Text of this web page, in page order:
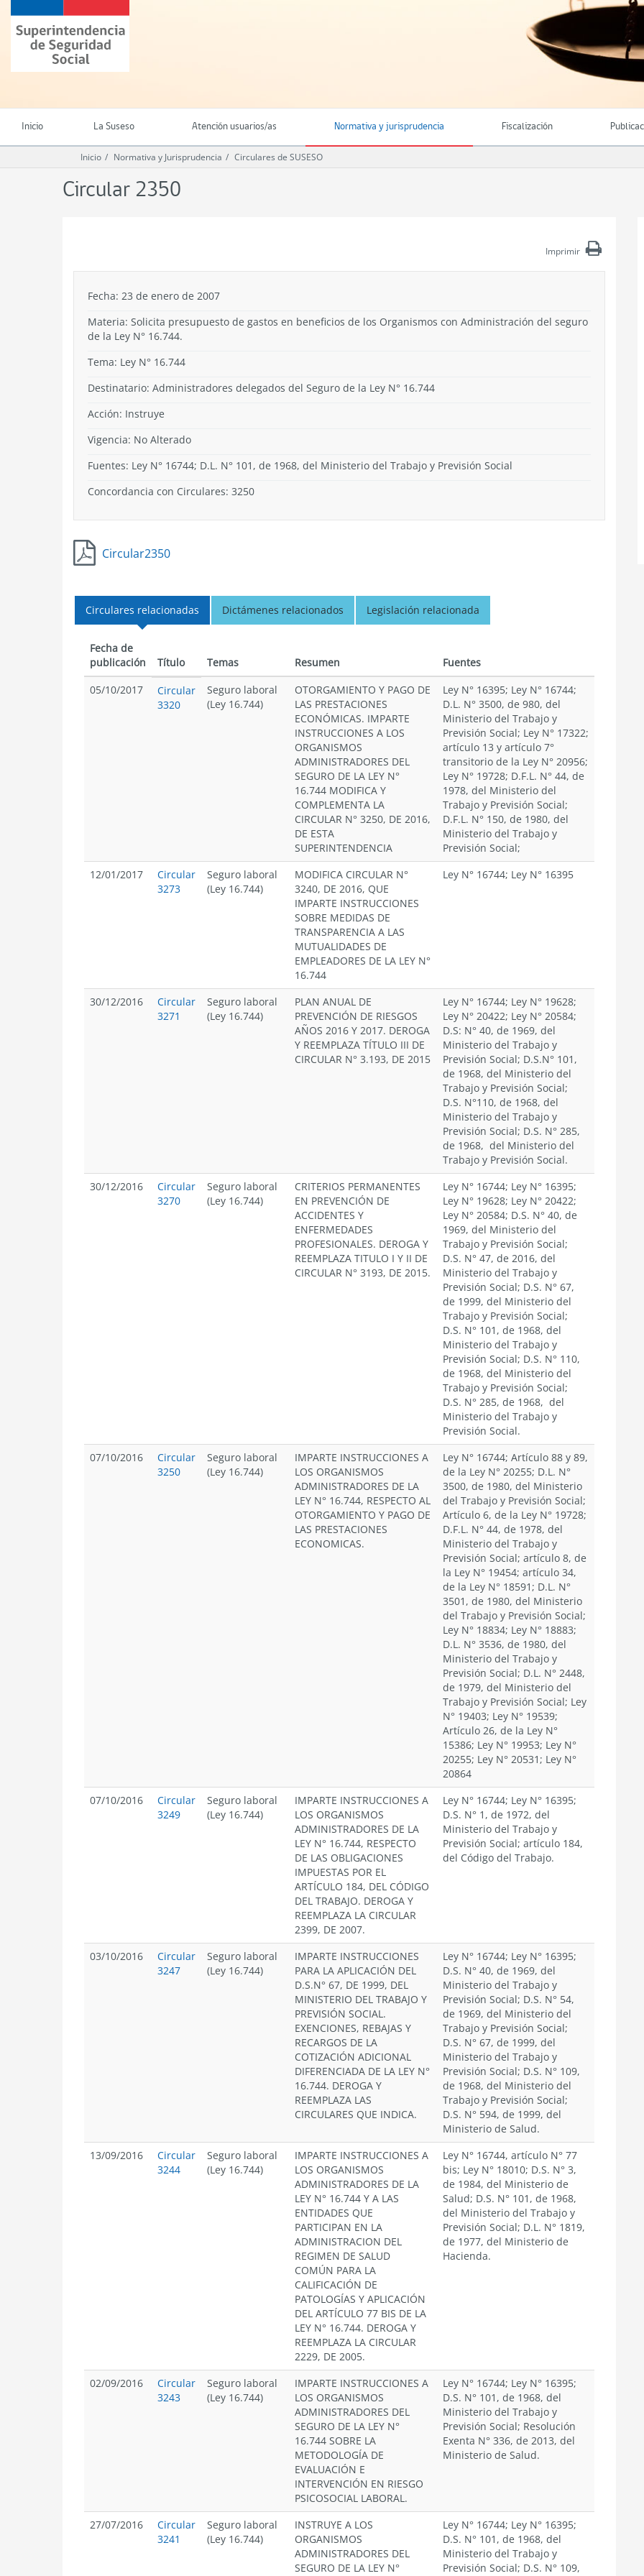
contenido
principal
Superintendencia
de
Seguridad
(SUSESO)
Chile
Inicio La Suseso Atención usuarios/as Normativa y jurisprudencia Fiscalización
Inicio Normativa y Jurisprudencia Circulares de SUSESO
Circular 2350
Imprimir
Fecha: 23 de enero de 2007
Materia: Solicita presupuesto de gastos en beneficios de los Organismos con Administración del seguro
de la Ley N° 16.744.
Tema: Ley N° 16.744
Destinatario: Administradores delegados del Seguro de la Ley N° 16.744
Acción: Instruye
Vigencia: No Alterado
Fuentes: Ley N° 16744; D.L. N° 101, de 1968, del Ministerio del Trabajo y Previsión Social
Concordancia con Circulares: 3250
Circular2350
Circulares relacionadas Dictámenes relacionados Legislación relacionada
Fecha de
publicación
Título Temas Resumen
Fuentes
05/10/2017
Circular
3320
Seguro laboral
(Ley 16.744)
OTORGAMIENTO Y PAGO DE
LAS PRESTACIONES
ECONÓMICAS. IMPARTE
INSTRUCCIONES A LOS
ORGANISMOS
ADMINISTRADORES DEL
SEGURO DE LA LEY N°
16.744 MODIFICA Y
COMPLEMENTA LA
CIRCULAR N° 3250, DE 2016,
DE ESTA
SUPERINTENDENCIA
Ley N° 16395; Ley N° 16744;
D.L. N° 3500, de 980, del
Ministerio del Trabajo y
Previsión Social; Ley N° 17322;
artículo 13 y artículo 7°
transitorio de la Ley N° 20956;
Ley N° 19728; D.F.L. N° 44, de
1978, del Ministerio del
Trabajo y Previsión Social;
D.F.L. N° 150, de 1980, del
Ministerio del Trabajo y
Previsión Social;
12/01/2017
Circular
3273
Seguro laboral
(Ley 16.744)
MODIFICA CIRCULAR N°
3240, DE 2016, QUE
IMPARTE INSTRUCCIONES
SOBRE MEDIDAS DE
TRANSPARENCIA A LAS
MUTUALIDADES DE
EMPLEADORES DE LA LEY N°
16.744
Ley N° 16744; Ley N° 16395
30/12/2016
Circular
3271
Seguro laboral
(Ley 16.744)
PLAN ANUAL DE
PREVENCIÓN DE RIESGOS
AÑOS 2016 Y 2017. DEROGA
Y REEMPLAZA TÍTULO III DE
CIRCULAR N° 3.193, DE 2015
Ley N° 16744; Ley N° 19628;
Ley N° 20422; Ley N° 20584;
D.S: N° 40, de 1969, del
Ministerio del Trabajo y
Previsión Social; D.S.N° 101,
de 1968, del Ministerio del
Trabajo y Previsión Social;
D.S. N°110, de 1968, del
Ministerio del Trabajo y
Previsión Social; D.S. N° 285,
de 1968, del Ministerio del
Trabajo y Previsión Social.
30/12/2016
Circular
3270
Seguro laboral
(Ley 16.744)
CRITERIOS PERMANENTES
EN PREVENCIÓN DE
ACCIDENTES Y
ENFERMEDADES
PROFESIONALES. DEROGA Y
REEMPLAZA TITULO I Y II DE
CIRCULAR N° 3193, DE 2015.
Ley N° 16744; Ley N° 16395;
Ley N° 19628; Ley N° 20422;
Ley N° 20584; D.S. N° 40, de
1969, del Ministerio del
Trabajo y Previsión Social;
D.S. N° 47, de 2016, del
Ministerio del Trabajo y
Previsión Social; D.S. N° 67,
de 1999, del Ministerio del
Trabajo y Previsión Social;
D.S. N° 101, de 1968, del
Ministerio del Trabajo y
Previsión Social; D.S. N° 110,
de 1968, del Ministerio del
Trabajo y Previsión Social;
D.S. N° 285, de 1968, del
Ministerio del Trabajo y
Previsión Social.
07/10/2016
Circular
3250
Seguro laboral
(Ley 16.744)
IMPARTE INSTRUCCIONES A
LOS ORGANISMOS
ADMINISTRADORES DE LA
LEY N° 16.744, RESPECTO AL
OTORGAMIENTO Y PAGO DE
LAS PRESTACIONES
ECONOMICAS.
Ley N° 16744; Artículo 88 y 89,
de la Ley N° 20255; D.L. N°
3500, de 1980, del Ministerio
del Trabajo y Previsión Social;
Artículo 6, de la Ley N° 19728;
D.F.L. N° 44, de 1978, del
Ministerio del Trabajo y
Previsión Social; artículo 8, de
la Ley N° 19454; artículo 34,
de la Ley N° 18591; D.L. N°
3501, de 1980, del Ministerio
del Trabajo y Previsión Social;
Ley N° 18834; Ley N° 18883;
D.L. N° 3536, de 1980, del
Ministerio del Trabajo y
Previsión Social; D.L. N° 2448,
de 1979, del Ministerio del
Trabajo y Previsión Social; Ley
N° 19403; Ley N° 19539;
Artículo 26, de la Ley N°
15386; Ley N° 19953; Ley N°
20255; Ley N° 20531; Ley N°
20864
07/10/2016
Circular
3249
Seguro laboral
(Ley 16.744)
IMPARTE INSTRUCCIONES A
LOS ORGANISMOS
ADMINISTRADORES DE LA
LEY N° 16.744, RESPECTO
DE LAS OBLIGACIONES
IMPUESTAS POR EL
ARTÍCULO 184, DEL CÓDIGO
DEL TRABAJO. DEROGA Y
REEMPLAZA LA CIRCULAR
2399, DE 2007.
Ley N° 16744; Ley N° 16395;
D.S. N° 1, de 1972, del
Ministerio del Trabajo y
Previsión Social; artículo 184,
del Código del Trabajo.
03/10/2016
Circular
3247
Seguro laboral
(Ley 16.744)
IMPARTE INSTRUCCIONES
PARA LA APLICACIÓN DEL
D.S.N° 67, DE 1999, DEL
MINISTERIO DEL TRABAJO Y
PREVISIÓN SOCIAL.
EXENCIONES, REBAJAS Y
RECARGOS DE LA
COTIZACIÓN ADICIONAL
DIFERENCIADA DE LA LEY N°
16.744. DEROGA Y
REEMPLAZA LAS
CIRCULARES QUE INDICA.
Ley N° 16744; Ley N° 16395;
D.S. N° 40, de 1969, del
Ministerio del Trabajo y
Previsión Social; D.S. N° 54,
de 1969, del Ministerio del
Trabajo y Previsión Social;
D.S. N° 67, de 1999, del
Ministerio del Trabajo y
Previsión Social; D.S. N° 109,
de 1968, del Ministerio del
Trabajo y Previsión Social;
D.S. N° 594, de 1999, del
Ministerio de Salud.
13/09/2016
Circular
3244
Seguro laboral
(Ley 16.744)
IMPARTE INSTRUCCIONES A
LOS ORGANISMOS
ADMINISTRADORES DE LA
LEY N° 16.744 Y A LAS
ENTIDADES QUE
PARTICIPAN EN LA
ADMINISTRACION DEL
REGIMEN DE SALUD
COMÚN PARA LA
CALIFICACIÓN DE
PATOLOGÍAS Y APLICACIÓN
DEL ARTÍCULO 77 BIS DE LA
LEY N° 16.744. DEROGA Y
REEMPLAZA LA CIRCULAR
2229, DE 2005.
Ley N° 16744, artículo N° 77
bis; Ley N° 18010; D.S. N° 3,
de 1984, del Ministerio de
Salud; D.S. N° 101, de 1968,
del Ministerio del Trabajo y
Previsión Social; D.L. N° 1819,
de 1977, del Ministerio de
Hacienda.
02/09/2016
Circular
3243
Seguro laboral
(Ley 16.744)
IMPARTE INSTRUCCIONES A
LOS ORGANISMOS
ADMINISTRADORES DEL
SEGURO DE LA LEY N°
16.744 SOBRE LA
METODOLOGÍA DE
EVALUACIÓN E
INTERVENCIÓN EN RIESGO
PSICOSOCIAL LABORAL.
Ley N° 16744; Ley N° 16395;
D.S. N° 101, de 1968, del
Ministerio del Trabajo y
Previsión Social; Resolución
Exenta N° 336, de 2013, del
Ministerio de Salud.
27/07/2016
Circular
3241
Seguro laboral
(Ley 16.744)
INSTRUYE A LOS
ORGANISMOS
ADMINISTRADORES DEL
SEGURO DE LA LEY N°
Ley N° 16744; Ley N° 16395;
D.S. N° 101, de 1968, del
Ministerio del Trabajo y
Previsión Social; D.S. N° 109,